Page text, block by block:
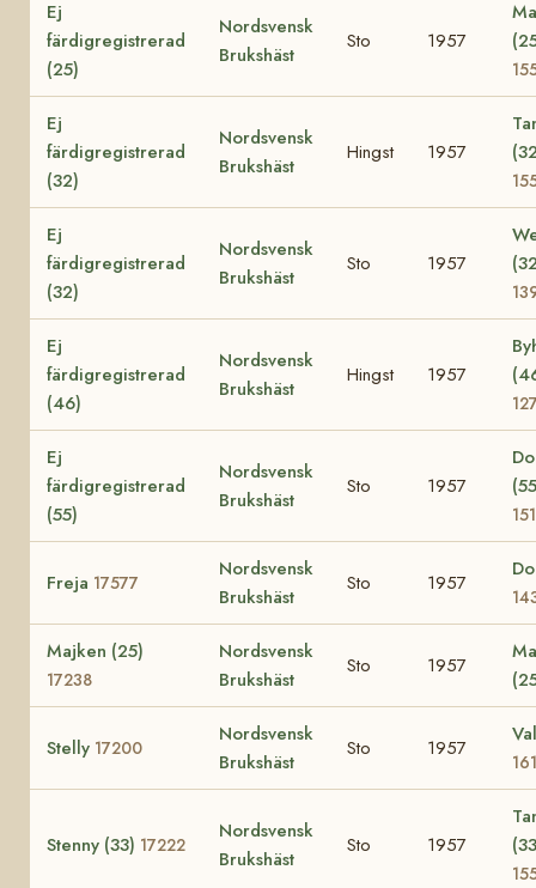
Ej
färdigregistrerad
(25)
Nordsvensk
Brukshäst
Sto 1957
Ej
färdigregistrerad
(32)
Nordsvensk
Brukshäst
Hingst 1957
Ej
färdigregistrerad
(32)
Nordsvensk
Brukshäst
Sto 1957
Ej
färdigregistrerad
(46)
Nordsvensk
Brukshäst
Hingst 1957
Ej
färdigregistrerad
(55)
Nordsvensk
Brukshäst
Sto 1957
Freja 17577
Nordsvensk
Brukshäst
Sto 1957
Majken (25)
17238
Nordsvensk
Brukshäst
Sto 1957
Stelly 17200
Nordsvensk
Brukshäst
Sto 1957
Stenny (33) 17222
Nordsvensk
Brukshäst
Sto 1957